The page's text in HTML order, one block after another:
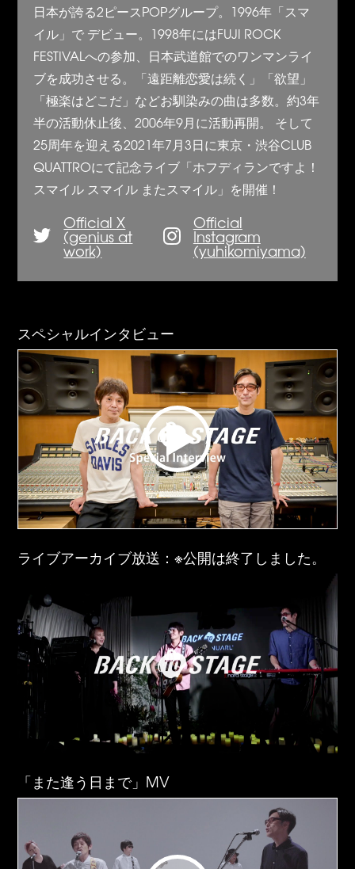
日本が誇る2ピースPOPグループ。1996年「スマ
イル」で デビュー。1998年にはFUJI ROCK
FESTIVALへの参加、日本武道館でのワンマンライ
ブを成功させる。「遠距離恋愛は続く」「欲望」
「極楽はどこだ」などお馴染みの曲は多数。約3年
半の活動休止後、2006年9月に活動再開。 そして
25周年を迎える2021年7月3日に東京・渋谷CLUB
QUATTROにて記念ライブ「ホフディランですよ！
スマイル スマイル またスマイル」を開催！
Official X
(genius at
work)
Official
Instagram
(yuhikomiyama)
スペシャルインタビュー
ライブアーカイブ放送：※公開は終了しました。
「また逢う日まで」MV